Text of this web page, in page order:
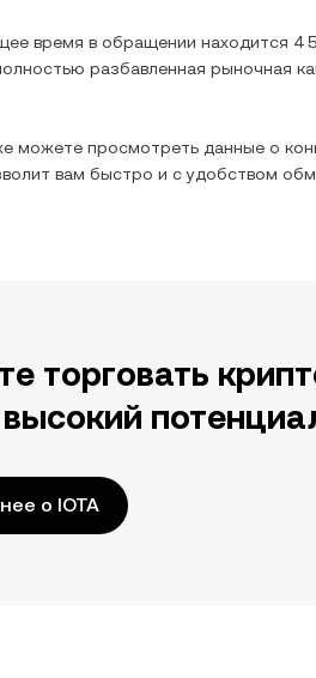
время в обращении находится 4
разбавленная рыночная
можете просмотреть данные о
вам быстро и с удобством
торговать
о IOTA